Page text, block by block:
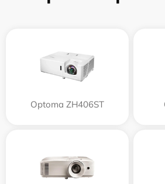
Optoma ZH406ST